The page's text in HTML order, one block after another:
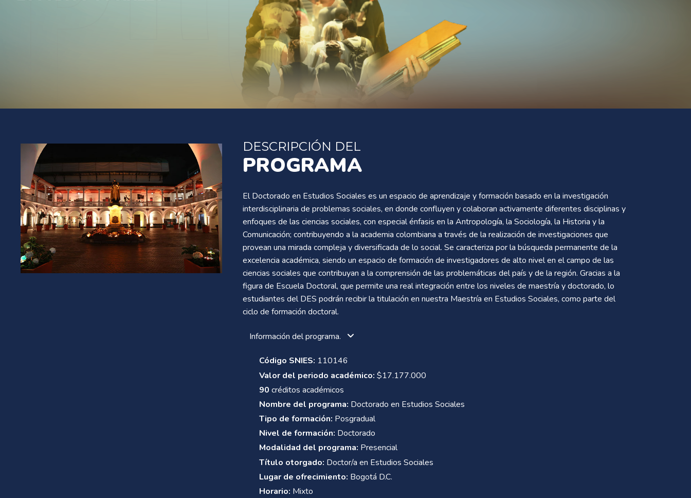
DESCRIPCIÓN DEL
PROGRAMA
El Doctorado en Estudios Sociales es un espacio de aprendizaje y formación basado en la investigación
interdisciplinaria de problemas sociales, en donde confluyen y colaboran activamente diferentes disciplinas y
enfoques de las ciencias sociales, con especial énfasis en la Antropología, la Sociología, la Historia y la
Comunicación; contribuyendo a la academia colombiana a través de la realización de investigaciones que
provean una mirada compleja y diversificada de lo social. Se caracteriza por la búsqueda permanente de la
excelencia académica, siendo un espacio de formación de investigadores de alto nivel en el campo de las
ciencias sociales que contribuyan a la comprensión de las problemáticas del país y de la región. Gracias a la
figura de Escuela Doctoral, que permite una real integración entre los niveles de maestría y doctorado, lo
estudiantes del DES podrán recibir la titulación en nuestra Maestría en Estudios Sociales, como parte del
ciclo de formación doctoral.
Información del programa.
Código SNIES: 110146
Valor del periodo académico: $17.177.000
90 créditos académicos
Nombre del programa: Doctorado en Estudios Sociales
Tipo de formación: Posgradual
Nivel de formación: Doctorado
Modalidad del programa: Presencial
Título otorgado: Doctor/a en Estudios Sociales
Lugar de ofrecimiento: Bogotá D.C.
Horario: Mixto